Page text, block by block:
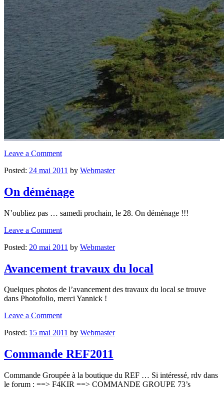
Leave a Comment
Posted: 24 mai 2011 by Webmaster
On déménage
N’oubliez pas … samedi prochain, le 28. On déménage !!!
Leave a Comment
Posted: 20 mai 2011 by Webmaster
Avancement travaux du local
Quelques photos de l’avancement des travaux du local se trouve
dans Photofolio, merci Yannick !
Leave a Comment
Posted: 15 mai 2011 by Webmaster
Commande REF2011
Commande Groupée à la boutique du REF … Si intéressé, rdv dans
le forum : ==> F4KIR ==> COMMANDE GROUPE 73’s